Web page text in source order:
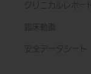
クリニカルレポート
臨床動画
安全データシート